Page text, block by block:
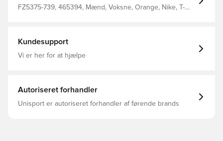
FZ5375-739, 465394, Mænd, Voksne, Orange, Nike, T-
Kundesupport
Vi er her for at hjælpe
Autoriseret forhandler
Unisport er autoriseret forhandler af førende brands